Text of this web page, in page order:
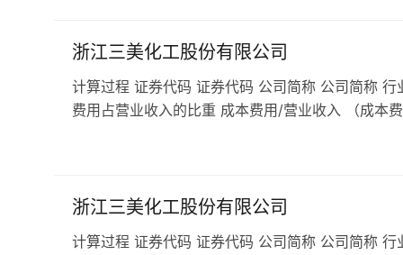
浙江三美化工股份有限公司
计算过程 证券代码 证券代码 公司简称 公司简称
费用占营业收入的比重 成本费用/营业收入 （成本
浙江三美化工股份有限公司
计算过程 证券代码 证券代码 公司简称 公司简称